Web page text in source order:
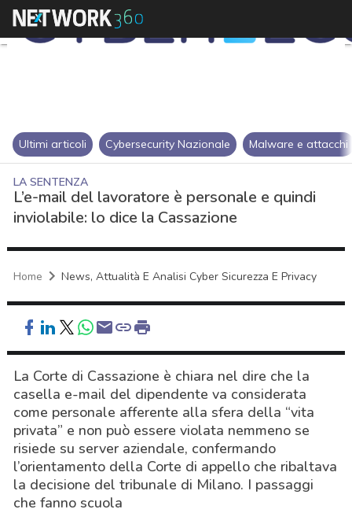
Ultimi articoli Cybersecurity Nazionale Malware e attacchi
LA SENTENZA
L’e-mail del lavoratore è personale e quindi
inviolabile: lo dice la Cassazione
Home News, Attualità E Analisi Cyber Sicurezza E Privacy
La Corte di Cassazione è chiara nel dire che la
casella e-mail del dipendente va considerata
come personale afferente alla sfera della “vita
privata” e non può essere violata nemmeno se
risiede su server aziendale, confermando
l’orientamento della Corte di appello che ribaltava
la decisione del tribunale di Milano. I passaggi
che fanno scuola